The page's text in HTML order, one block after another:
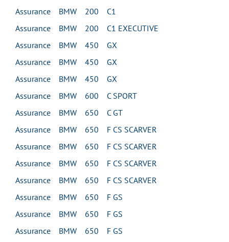
Assurance BMW 200 C1
Assurance BMW 200 C1 EXECUTIVE
Assurance BMW 450 GX
Assurance BMW 450 GX
Assurance BMW 450 GX
Assurance BMW 600 C SPORT
Assurance BMW 650 C GT
Assurance BMW 650 F CS SCARVER
Assurance BMW 650 F CS SCARVER
Assurance BMW 650 F CS SCARVER
Assurance BMW 650 F CS SCARVER
Assurance BMW 650 F GS
Assurance BMW 650 F GS
Assurance BMW 650 F GS